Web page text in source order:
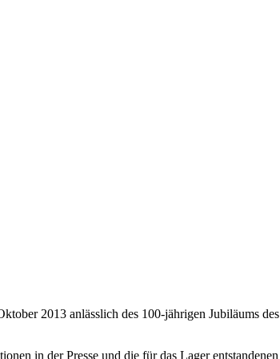
2013 anlässlich des 100-jährigen Jubiläums
in der Presse und die für das Lager